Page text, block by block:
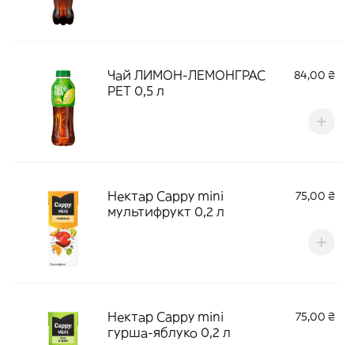
Чай ЛИМОН-ЛЕМОНГРАС
РЕТ 0,5 л
84,00 ₴
Нектар Cappy mini
мультифрукт 0,2 л
75,00 ₴
Нектар Cappy mini
гурша-яблуко 0,2 л
75,00 ₴